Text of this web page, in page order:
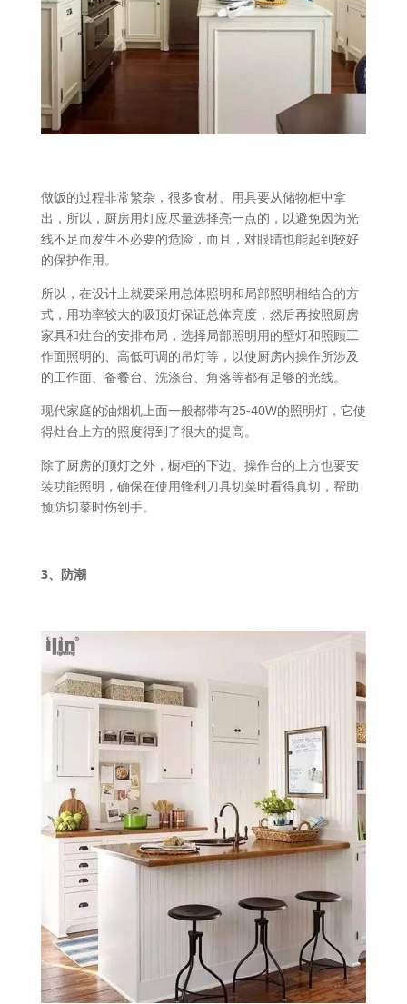
做饭的过程非常繁杂，很多食材、用具要从储物柜中拿
出，所以，厨房用灯应尽量选择亮一点的，以避免因为光
线不足而发生不必要的危险，而且，对眼睛也能起到较好
的保护作用。
所以，在设计上就要采用总体照明和局部照明相结合的方
式，用功率较大的吸顶灯保证总体亮度，然后再按照厨房
家具和灶台的安排布局，选择局部照明用的壁灯和照顾工
作面照明的、高低可调的吊灯等，以使厨房内操作所涉及
的工作面、备餐台、洗涤台、角落等都有足够的光线。
现代家庭的油烟机上面一般都带有25-40W的照明灯，它使
得灶台上方的照度得到了很大的提高。
除了厨房的顶灯之外，橱柜的下边、操作台的上方也要安
装功能照明，确保在使用锋利刀具切菜时看得真切，帮助
预防切菜时伤到手。
3、防潮